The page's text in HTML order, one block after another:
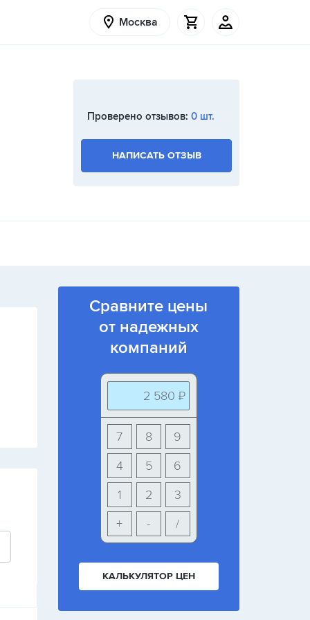
Москва
Проверено отзывов: 0 шт.
НАПИСАТЬ ОТЗЫВ
Сравните цены
от надежных
компаний
2 580 ₽
9
8
7
6
5
4
3
2
1
+
- /
КАЛЬКУЛЯТОР ЦЕН